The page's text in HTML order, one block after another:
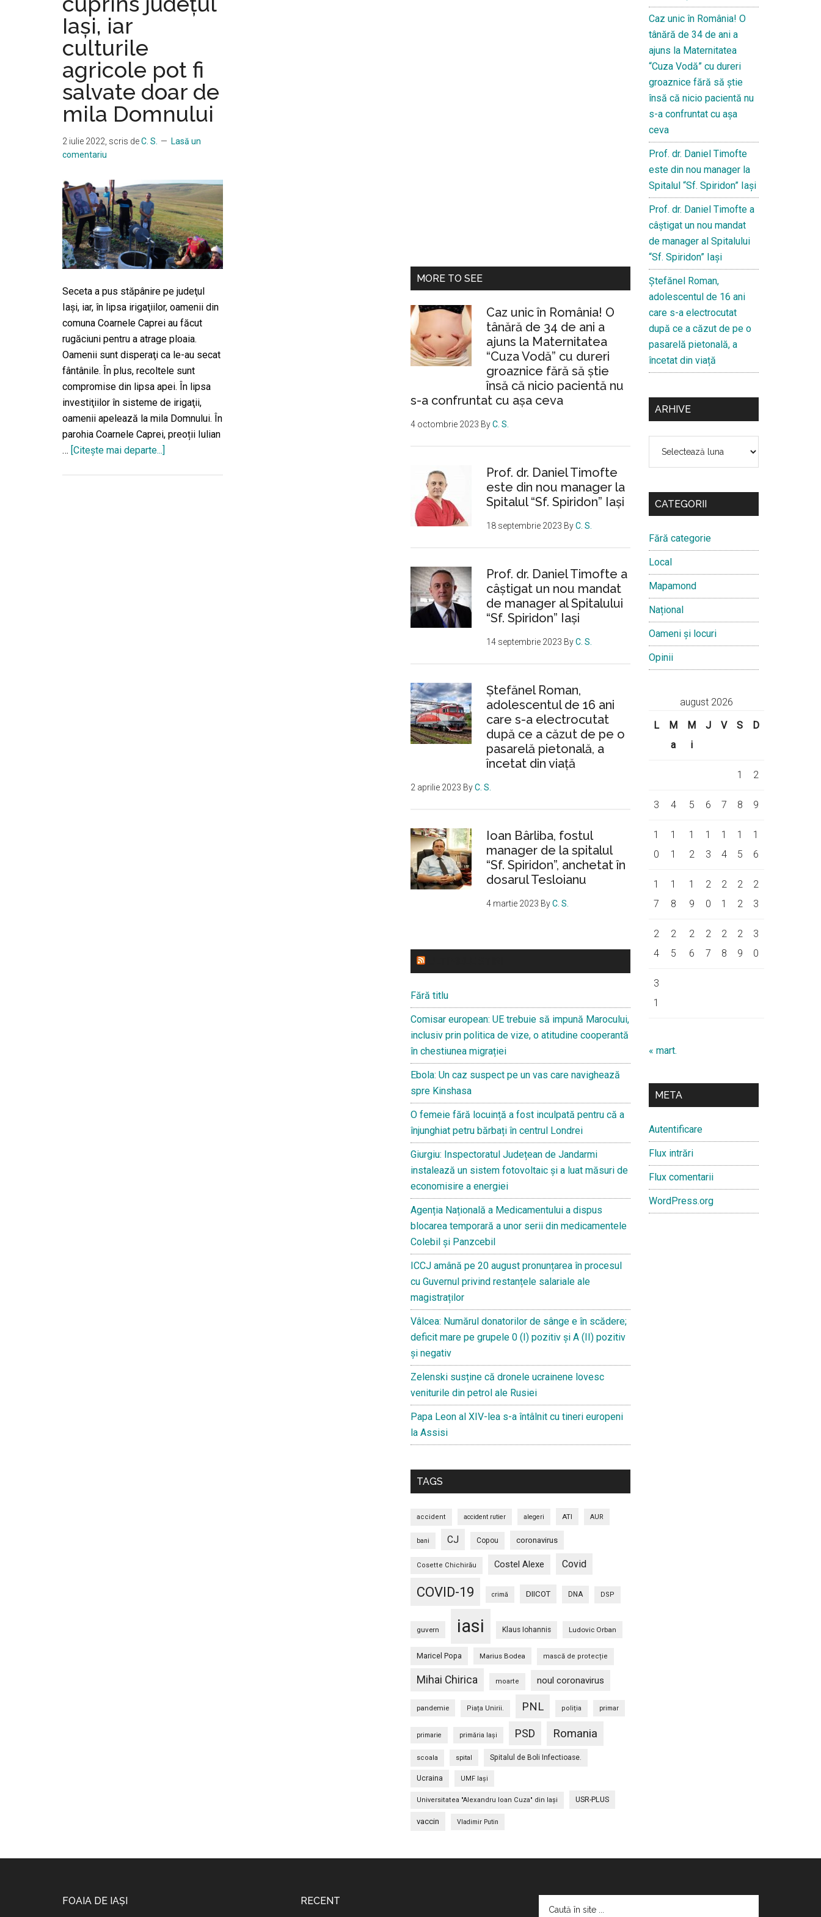
Iaşi, iar
culturile
agricole pot fi
salvate doar de
mila Domnului
2 iulie 2022 , scris deC. S.
Lasă un
comentariu
Seceta a pus stăpânire pe judeţul
Iaşi, iar, în lipsa irigaţiilor, oamenii din
comuna Coarnele Caprei au făcut
rugăciuni pentru a atrage ploaia.
Oamenii sunt disperaţi ca le-au secat
fântânile. În plus, recoltele sunt
compromise din lipsa apei. În lipsa
investiţiilor în sisteme de irigaţii,
oamenii apelează la mila Domnului. În
parohia Coarnele Caprei, preoții Iulian
… [Citeşte mai departe...]
MORE TO SEE
Caz unic în România! O
tânără de 34 de ani a
ajuns la Maternitatea
“Cuza Vodă” cu dureri
groaznice fără să ştie
însă că nicio pacientă nu
s-a confruntat cu așa ceva
4 octombrie 2023 ByC. S.
Prof. dr. Daniel Timofte
este din nou manager la
Spitalul “Sf. Spiridon” Iaşi
18 septembrie 2023 ByC. S.
Prof. dr. Daniel Timofte a
câștigat un nou mandat
de manager al Spitalului
“Sf. Spiridon” Iași
14 septembrie 2023 ByC. S.
Ştefănel Roman,
adolescentul de 16 ani
care s-a electrocutat
după ce a căzut de pe o
pasarelă pietonală, a
încetat din viață
2 aprilie 2023 ByC. S.
Ioan Bârliba, fostul
manager de la spitalul
“Sf. Spiridon”, anchetat în
dosarul Tesloianu
4 martie 2023 ByC. S.
Fără titlu
Comisar european: UE trebuie să impună Marocului,
inclusiv prin politica de vize, o atitudine cooperantă
în chestiunea migrației
Ebola: Un caz suspect pe un vas care navighează
spre Kinshasa
O femeie fără locuință a fost inculpată pentru că a
înjunghiat petru bărbați în centrul Londrei
Giurgiu: Inspectoratul Județean de Jandarmi
instalează un sistem fotovoltaic și a luat măsuri de
economisire a energiei
Agenția Națională a Medicamentului a dispus
blocarea temporară a unor serii din medicamentele
Colebil și Panzcebil
ICCJ amână pe 20 august pronunțarea în procesul
cu Guvernul privind restanțele salariale ale
magistraților
Vâlcea: Numărul donatorilor de sânge e în scădere;
deficit mare pe grupele 0 (I) pozitiv și A (II) pozitiv
și negativ
Zelenski susține că dronele ucrainene lovesc
veniturile din petrol ale Rusiei
Papa Leon al XIV-lea s-a întâlnit cu tineri europeni
la Assisi
TAGS
accident accident rutier alegeri ATI AUR
bani CJ Copou coronavirus
Cosette Chichirău Costel Alexe Covid
COVID-19 crimă DIICOT DNA DSP
guvern iasi Klaus Iohannis Ludovic Orban
Maricel Popa Marius Bodea mască de protecție
Mihai Chirica moarte noul coronavirus
pandemie Piața Unirii. PNL poliția primar
primarie primăria Iași PSD Romania
scoala spital Spitalul de Boli Infectioase.
Ucraina UMF Iași
Universitatea "Alexandru Ioan Cuza" din Iaşi USR-PLUS
vaccin Vladimir Putin
Caz unic în România! O
tânără de 34 de ani a
ajuns la Maternitatea
“Cuza Vodă” cu dureri
groaznice fără să ştie
însă că nicio pacientă nu
s-a confruntat cu așa
ceva
Prof. dr. Daniel Timofte
este din nou manager la
Spitalul “Sf. Spiridon” Iaşi
Prof. dr. Daniel Timofte a
câștigat un nou mandat
de manager al Spitalului
“Sf. Spiridon” Iași
Ştefănel Roman,
adolescentul de 16 ani
care s-a electrocutat
după ce a căzut de pe o
pasarelă pietonală, a
încetat din viață
ARHIVE
CATEGORII
Fără categorie
Local
Mapamond
Național
Oameni și locuri
Opinii
august 2026
L
M
a
M
i
J V S D
1 2
3 4 5 6 7 8 9
1
0
1
1
1
2
1
3
1
4
1
5
1
6
1
7
1
8
1
9
2
0
2
1
2
2
2
3
2
4
2
5
2
6
2
7
2
8
2
9
3
0
3
1
« mart.
META
Autentificare
Flux intrări
Flux comentarii
WordPress.org
FOAIA DE IAȘI RECENT